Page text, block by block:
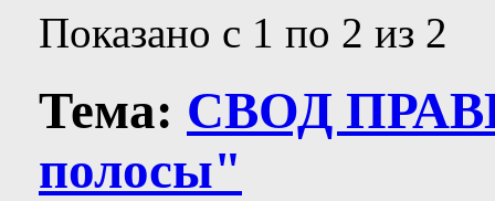
Показано с 1 по 2 из 2
Тема: СВОД
полосы"